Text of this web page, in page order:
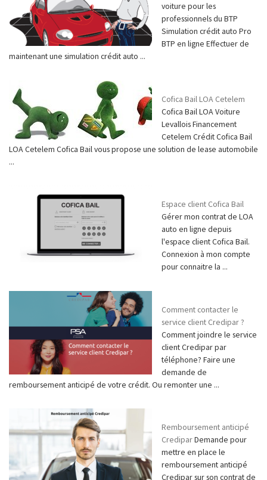
voiture pour les
professionnels du BTP
Simulation crédit auto Pro
BTP en ligne Effectuer de
maintenant une simulation crédit auto ...
Cofica Bail LOA Cetelem
Cofica Bail LOA Voiture
Levallois Financement
Cetelem Crédit Cofica Bail
LOA Cetelem Cofica Bail vous propose une solution de lease automobile
...
Espace client Cofica Bail
Gérer mon contrat de LOA
auto en ligne depuis
l'espace client Cofica Bail.
Connexion à mon compte
pour connaitre la ...
Comment contacter le
service client Credipar ?
Comment joindre le service
client Credipar par
téléphone? Faire une
demande de
remboursement anticipé de votre crédit. Ou remonter une ...
Remboursement anticipé
CrediparDemande pour
mettre en place le
remboursement anticipé
Credipar sur son contrat de